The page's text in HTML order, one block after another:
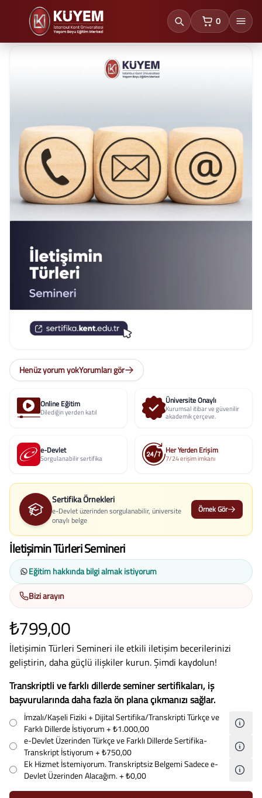
0
sepetteki
Henüz yorum yokYorumları gör
Online Eğitim
Dilediğin yerden katıl
Üniversite Onaylı
Kurumsal itibar ve güvenilir
akademik çerçeve.
e-Devlet
Sorgulanabilir sertifika
Her Yerden Erişim
7/24 erişim imkanı
Sertifika Örnekleri
e-Devlet üzerinden sorgulanabilir, üniversite
onaylı belge
Örnek Gör
İletişimin Türleri Semineri
Eğitim hakkında bilgi almak istiyorum
Bizi arayın
₺799,00
İletişimin Türleri Semineri ile etkili iletişim becerilerinizi
geliştirin, daha güçlü ilişkiler kurun. Şimdi kaydolun!
Transkriptli ve farklı dillerde seminer sertifikaları, iş
başvurularında daha fazla ön plana çıkmanızı sağlar.
İmzalı/Kaşeli Fiziki + Dijital Sertifika/Transkripti Türkçe ve
Farklı Dillerde İstiyorum+ ₺1.000,00
e-Devlet Üzerinden Türkçe ve Farklı Dillerde Sertifika-
Transkript İstiyorum+ ₺750,00
Ek Hizmet İstemiyorum. Transkriptsiz Belgemi Sadece e-
Devlet Üzerinden Alacağım.+ ₺0,00